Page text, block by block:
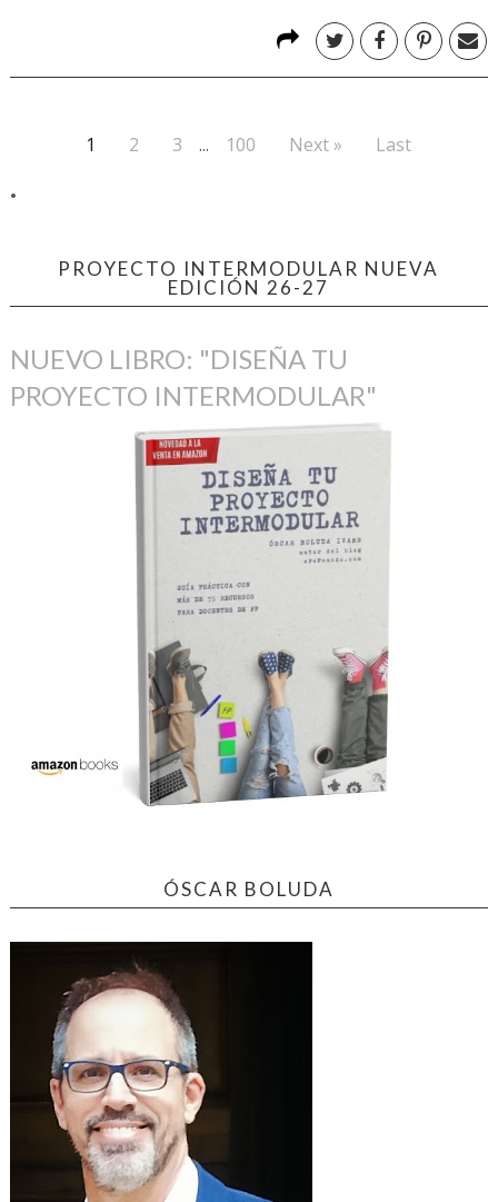
1 2 3 ... 100 Next » Last
.
PROYECTO INTERMODULAR NUEVA
EDICIÓN 26-27
NUEVO LIBRO: "DISEÑA TU
PROYECTO INTERMODULAR"
ÓSCAR BOLUDA